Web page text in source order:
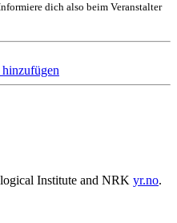
dich also beim Veranstalter
Institute and NRK yr.no.